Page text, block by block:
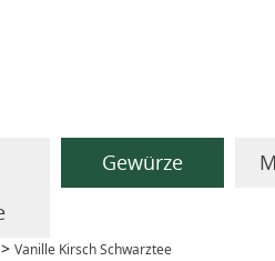
Gewürze
> Vanille Kirsch Schwarztee